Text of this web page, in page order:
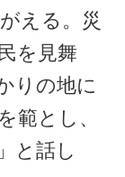
える。災
を見舞
りの地に
範とし、
と話し